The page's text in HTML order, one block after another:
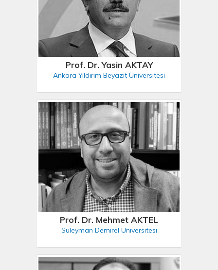
Prof. Dr. Yasin AKTAY
Ankara Yıldırım Beyazıt Üniversitesi
Prof. Dr. Mehmet AKTEL
Süleyman Demirel Üniversitesi